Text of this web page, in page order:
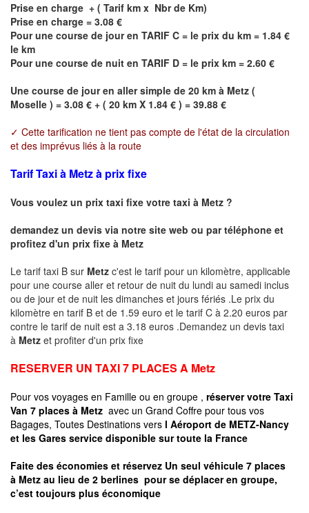
Prise en charge + ( Tarif km x Nbr de Km)
Prise en charge = 3.08 €
Pour une course de jour en TARIF C = le prix du km = 1.84 €
le km
Pour une course de nuit en TARIF D = le prix km = 2.60 €
Une course de jour en aller simple de 20 km à Metz (
Moselle ) = 3.08 € + ( 20 km X 1.84 € ) = 39.88 €
✓ Cette tarification ne tient pas compte de l'état de la circulation
et des imprévus liés à la route
Tarif Taxi à Metz à prix fixe
Vous voulez un prix taxi fixe votre taxi à Metz ?
demandez un devis via notre site web ou par téléphone et
profitez d'un prix fixe à Metz
Le tarif taxi B sur Metz c'est le tarif pour un kilomètre, applicable
pour une course aller et retour de nuit du lundi au samedi inclus
ou de jour et de nuit les dimanches et jours fériés .Le prix du
kilomètre en tarif B et de 1.59 euro et le tarif C à 2.20 euros par
contre le tarif de nuit est a 3.18 euros .Demandez un devis taxi
à Metz et profiter d'un prix fixe
RESERVER UN TAXI 7 PLACES A Metz
Pour vos voyages en Famille ou en groupe , réserver votre Taxi
Van 7 places à Metz avec un Grand Coffre pour tous vos
Bagages, Toutes Destinations vers l Aéroport de METZ-Nancy
et les Gares service disponible sur toute la France
Faite des économies et réservez Un seul véhicule 7 places
à Metz au lieu de 2 berlines pour se déplacer en groupe,
c’est toujours plus économique